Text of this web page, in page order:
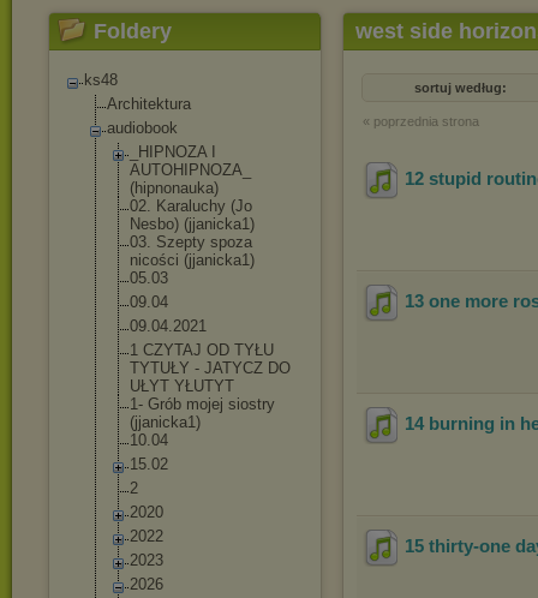
Foldery
ks48
Architektura
audiobook
_HIPNOZA I
AUTOHIPNOZA_
(hipnonauka)
02. Karaluchy (Jo
Nesbo) (jjanicka1)
03. Szepty spoza
nicości (jjanicka1)
05.03
09.04
09.04.2021
1 CZYTAJ OD TYŁU
TYTUŁY - JATYCZ DO
UŁYT YŁUTYT
1- Grób mojej siostry
(jjanicka1)
10.04
15.02
2
2020
2022
2023
2026
west side
sortuj według:
« poprzednia strona
12 stupid
13 one more
14 burning in
15 thirty-one